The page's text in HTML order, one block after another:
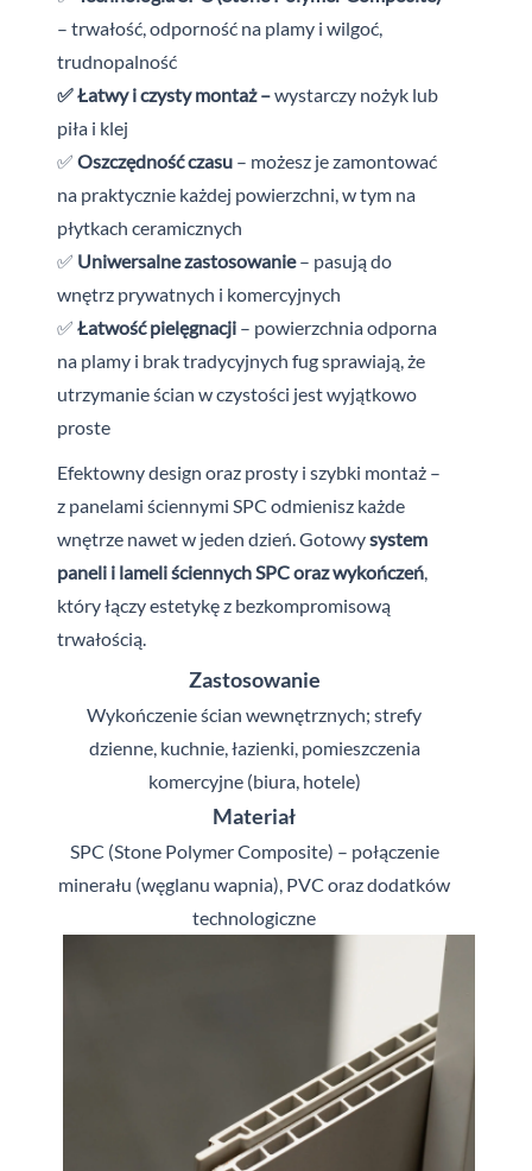
– trwałość, odporność na plamy i wilgoć,
trudnopalność
✅ Łatwy i czysty montaż –wystarczy nożyk lub
piła i klej
✅ Oszczędność czasu – możesz je zamontować
na praktycznie każdej powierzchni, w tym na
płytkach ceramicznych
✅ Uniwersalne zastosowanie– pasują do
wnętrz prywatnych i komercyjnych
✅ Łatwość pielęgnacji – powierzchnia odporna
na plamy i brak tradycyjnych fug sprawiają, że
utrzymanie ścian w czystości jest wyjątkowo
proste
Efektowny design oraz prosty i szybki montaż –
z panelami ściennymi SPC odmienisz każde
wnętrze nawet w jeden dzień. Gotowysystem
paneli i lameli ściennych SPC oraz wykończeń,
który łączy estetykę z bezkompromisową
trwałością.
Zastosowanie
Wykończenie ścian wewnętrznych; strefy
dzienne, kuchnie, łazienki, pomieszczenia
komercyjne (biura, hotele)
Materiał
SPC (Stone Polymer Composite) – połączenie
minerału (węglanu wapnia), PVC oraz dodatków
technologiczne